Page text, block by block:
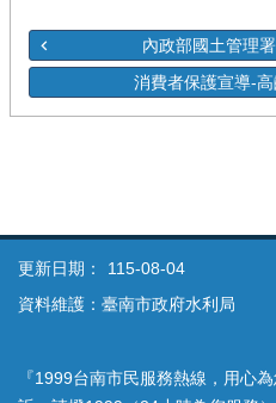
內政部國土管理
消費者保護宣導-高
更新日期：
115-08-04
資料維護：臺南市政府水利局
『1999台南市民服務熱線，用心